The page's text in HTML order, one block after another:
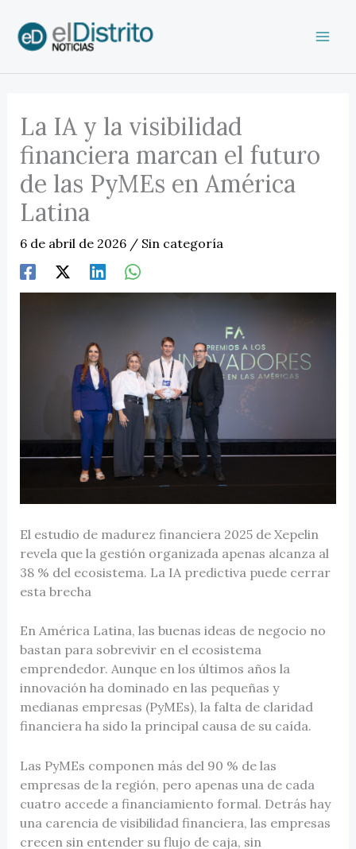
contenido
La IA y la visibilidad
financiera marcan el futuro
de las PyMEs en América
Latina
6 de abril de 2026 / Sin categoría
El estudio de madurez financiera 2025 de Xepelin
revela que la gestión organizada apenas alcanza al
38 % del ecosistema. La IA predictiva puede cerrar
esta brecha
En América Latina, las buenas ideas de negocio no
bastan para sobrevivir en el ecosistema
emprendedor. Aunque en los últimos años la
innovación ha dominado en las pequeñas y
medianas empresas (PyMEs), la falta de claridad
financiera ha sido la principal causa de su caída.
Las PyMEs componen más del 90 % de las
empresas de la región, pero apenas una de cada
cuatro accede a financiamiento formal. Detrás hay
una carencia de visibilidad financiera, las empresas
crecen sin entender su flujo de caja, sin